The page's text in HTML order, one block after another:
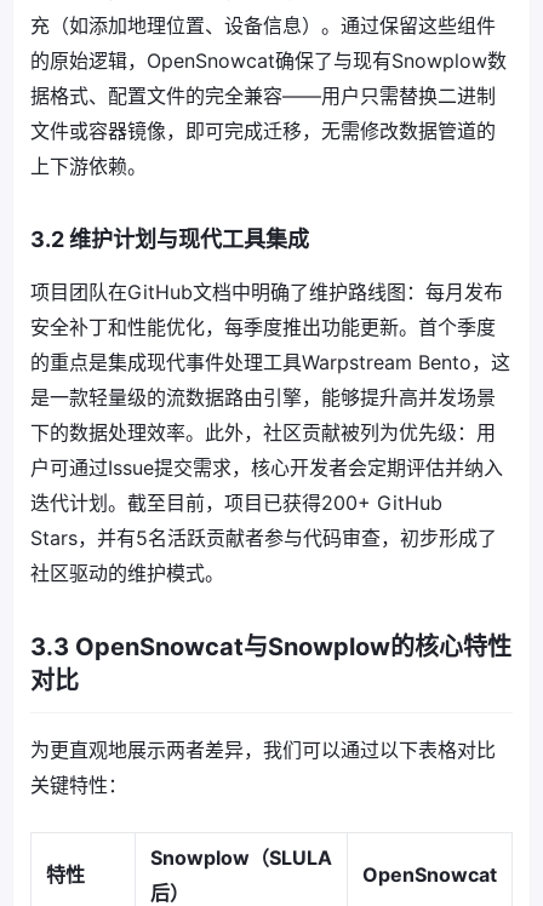
充（如添加地理位置、设备信息）。通过保留这些组件
的原始逻辑，OpenSnowcat确保了与现有Snowplow数
据格式、配置文件的完全兼容——用户只需替换二进制
文件或容器镜像，即可完成迁移，无需修改数据管道的
上下游依赖。
3.2 维护计划与现代工具集成
项目团队在GitHub文档中明确了维护路线图：每月发布
安全补丁和性能优化，每季度推出功能更新。首个季度
的重点是集成现代事件处理工具Warpstream Bento，这
是一款轻量级的流数据路由引擎，能够提升高并发场景
下的数据处理效率。此外，社区贡献被列为优先级：用
户可通过Issue提交需求，核心开发者会定期评估并纳入
迭代计划。截至目前，项目已获得200+ GitHub
Stars，并有5名活跃贡献者参与代码审查，初步形成了
社区驱动的维护模式。
3.3 OpenSnowcat与Snowplow的核心特性
对比
为更直观地展示两者差异，我们可以通过以下表格对比
关键特性：
特性
Snowplow（SLULA
后）
OpenSnowcat